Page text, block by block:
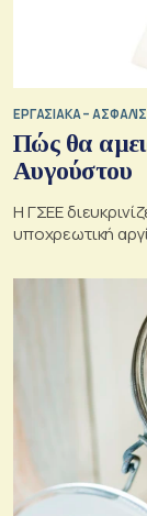
ΕΡΓΑΣΙΑΚΑ –
Πώς θα
Αυγούστου
Η ΓΣΕΕ
υποχρεωτική